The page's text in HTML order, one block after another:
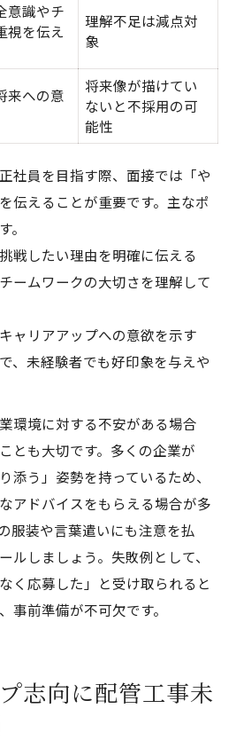
意識やチ
視を伝え
理解不足は減点対
象
来への意
将来像が描けてい
ないと不採用の可
能性
社員を目指す際、面接では「や
伝えることが重要です。主なポ
。
戦したい理由を明確に伝える
ームワークの大切さを理解して
ャリアアップへの意欲を示す
、未経験者でも好印象を与えや
環境に対する不安がある場合
とも大切です。多くの企業が
添う」姿勢を持っているため、
アドバイスをもらえる場合が多
服装や言葉遣いにも注意を払
ルしましょう。失敗例として、
く応募した」と受け取られると
事前準備が不可欠です。
志向に配管工事未